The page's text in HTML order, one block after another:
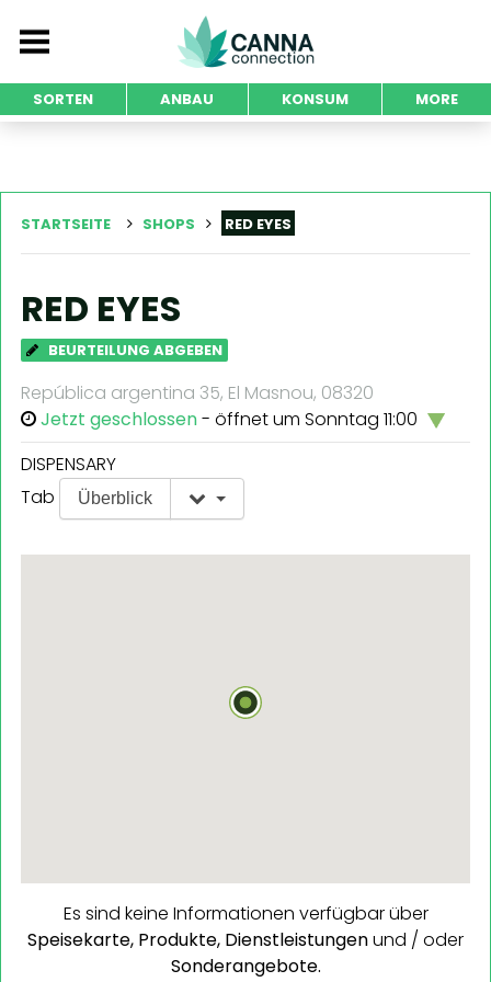
SORTEN ANBAU KONSUM MORE
STARTSEITE SHOPS RED EYES
RED EYES
BEURTEILUNG ABGEBEN
República argentina 35, El Masnou, 08320
Jetzt geschlossen- öffnet um Sonntag 11:00
DISPENSARY
Tab
Überblick
Es sind keine Informationen verfügbar über
Speisekarte, Produkte, Dienstleistungenund / oder
Sonderangebote.